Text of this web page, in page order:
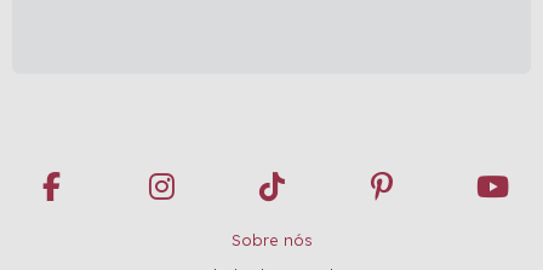
Sobre nós